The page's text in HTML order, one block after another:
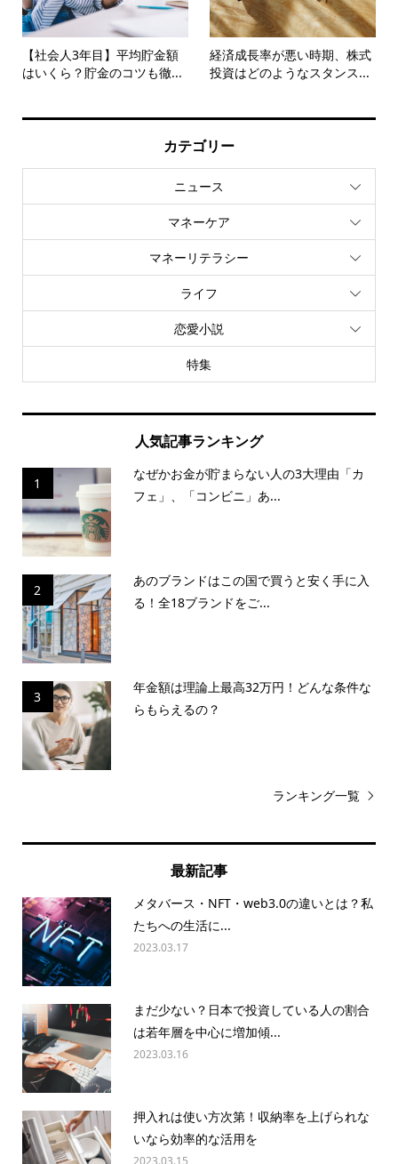
【社会人3年目】平均貯金額
はいくら？貯金のコツも徹...
経済成長率が悪い時期、株式
投資はどのようなスタンス...
カテゴリー
ニュース
マネーケア
マネーリテラシー
ライフ
恋愛小説
特集
人気記事ランキング
1
なぜかお金が貯まらない人の3大理由「カ
フェ」、「コンビニ」あ...
2
あのブランドはこの国で買うと安く手に入
る！全18ブランドをご...
3
年金額は理論上最高32万円！どんな条件な
らもらえるの？
ランキング一覧
最新記事
メタバース・NFT・web3.0の違いとは？私
たちへの生活に...
2023.03.17
まだ少ない？日本で投資している人の割合
は若年層を中心に増加傾...
2023.03.16
押入れは使い方次第！収納率を上げられな
いなら効率的な活用を
2023.03.15